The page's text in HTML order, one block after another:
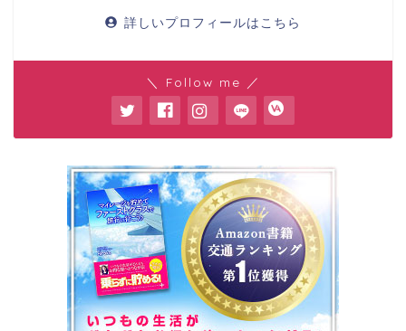
詳しいプロフィールはこちら
＼ Follow me ／